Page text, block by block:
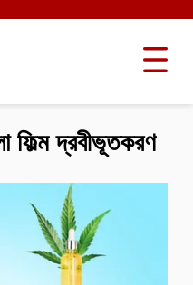
ফিল্ম দ্রবীভূতকরণ